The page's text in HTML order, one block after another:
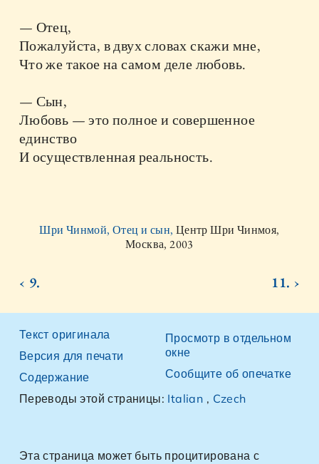
— Отец,
Пожалуйста, в двух словах скажи мне,
Что же такое на самом деле любовь.
— Сын,
Любовь — это полное и совершенное
единство
И осуществленная реальность.
Шри Чинмой, Отец и сын, Центр Шри Чинмоя,
Москва, 2003
‹ 9. 11. ›
Текст оригинала
Версия для печати
Содержание
Просмотр в отдельном
окне
Сообщите об опечатке
Переводы этой страницы: Italian , Czech
Эта страница может быть процитирована с